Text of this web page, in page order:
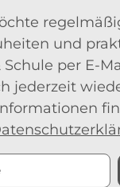
und
Schule per E-
jederzeit